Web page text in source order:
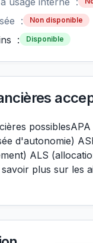
: Non disponible
: Disponible
d'autonomie)
ALS
plus sur les